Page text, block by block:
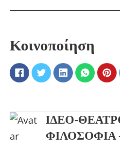
Κοινοποίηση
ΙΔΕΟ-
ΦΙΛΟΣΟΦΙΑ